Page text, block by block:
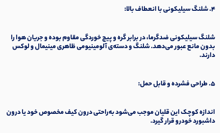
۴. شلنگ سیلیکونی با انعطاف بالا:
شلنگ سیلیکونی ضدگرما، در برابر گره و پیچ خوردگی مقاوم بوده و جریان هوا را
بدون مانع عبور می‌دهد. شلنگ و دسته‌ی آلومینیومی ظاهری مینیمال و لوکس
دارند.
۵. طراحی فشرده و قابل حمل:
اندازه کوچک این قلیان موجب می‌شود به‌راحتی درون کیف مخصوص خود یا درون
داشبورد خودرو قرار گیرد.